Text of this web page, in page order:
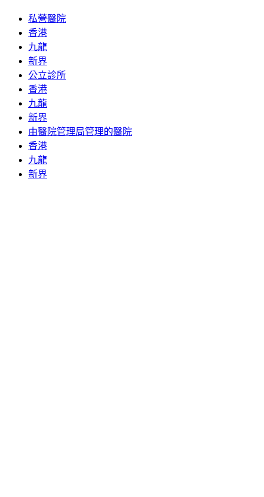
私營醫院
香港
九龍
新界
公立診所
香港
九龍
新界
由醫院管理局管理的醫院
香港
九龍
新界